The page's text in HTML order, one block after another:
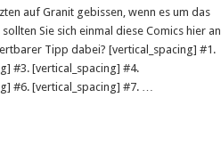
auf Granit gebissen, wenn es um das
Sie sich einmal diese Comics hier an
Tipp dabei? [vertical_spacing] #1.
#3. [vertical_spacing] #4.
#6. [vertical_spacing] #7. …